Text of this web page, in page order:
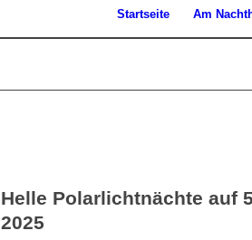
Startseite Am
Helle Polarlichtnächte auf
2025